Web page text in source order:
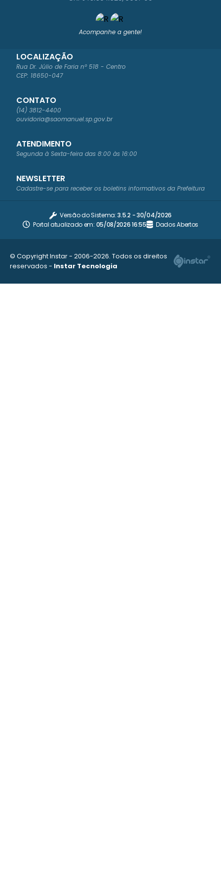
Acompanhe a gente!
LOCALIZAÇÃO
Rua Dr. Júlio de Faria nº 518 - Centro
CEP: 18650-047
CONTATO
(14) 3812-4400
ouvidoria@saomanuel.sp.gov.br
ATENDIMENTO
Segunda à Sexta-feira das 8:00 às 16:00
NEWSLETTER
Cadastre-se para receber os boletins informativos da Prefeitura
Versão do Sistema:3.5.2 - 30/04/2026
Portal atualizado em: 05/08/2026 16:55 Dados Abertos
© Copyright Instar - 2006-2026. Todos os direitos
reservados - Instar Tecnologia